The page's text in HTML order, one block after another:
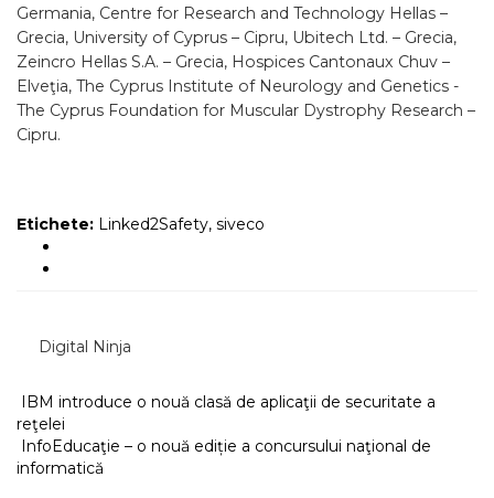
Germania, Centre for Research and Technology Hellas –
Grecia, University of Cyprus – Cipru, Ubitech Ltd. – Grecia,
Zeincro Hellas S.A. – Grecia, Hospices Cantonaux Chuv –
Elveţia, The Cyprus Institute of Neurology and Genetics -
The Cyprus Foundation for Muscular Dystrophy Research –
Cipru.
Etichete: Linked2Safety, siveco
Digital Ninja
IBM introduce o nouă clasă de aplicaţii de securitate a
reţelei
InfoEducaţie – o nouă ediție a concursului naţional de
informatică